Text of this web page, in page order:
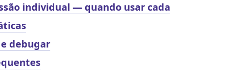
individual — quando usar cada
debugar